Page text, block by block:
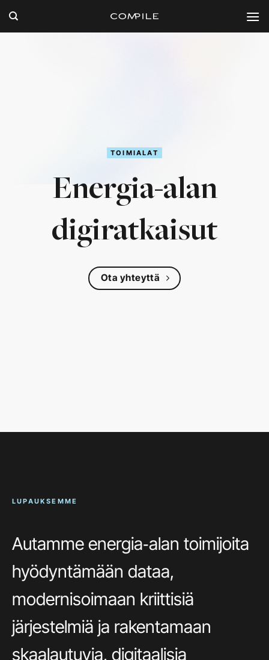
TOIMIALAT
Energia-alan
digiratkaisut
Ota yhteyttä
LUPAUKSEMME
Autamme energia‑alan toimijoita
hyödyntämään dataa,
modernisoimaan kriittisiä
järjestelmiä ja rakentamaan
skaalautuvia, digitaalisia